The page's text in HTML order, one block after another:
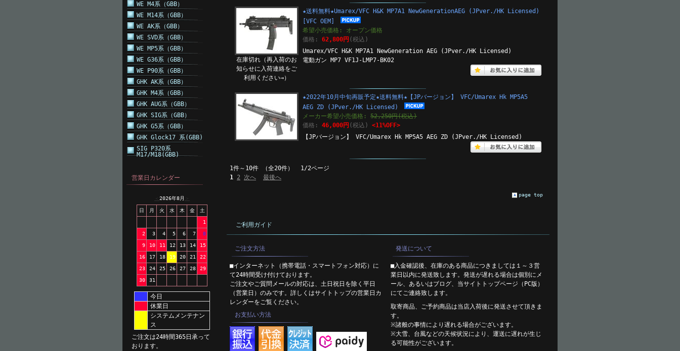
WE M4系（GBB）
WE M14系（GBB）
WE AK系（GBB）
WE SVD系（GBB）
WE MP5系（GBB）
WE G36系（GBB）
WE P90系（GBB）
GHK AK系（GBB）
GHK M4系（GBB）
GHK AUG系（GBB）
GHK SIG系（GBB）
GHK G5系（GBB）
GHK Glock17 系(GBB)
SIG P320系
M17/M18(GBB)
営業日カレンダー
2026年8月
日 月 火 水 木 金 土
1
2 3 4 5 6 7 8
9 10 11 12 13 14 15
16 17 18 19 20 21 22
23 24 25 26 27 28 29
30 31
今日
休業日
システムメンテナン
ス
ご注文は24時間365日承って
おります。
在庫切れ（再入荷のお
知らせに入荷連絡をご
利用ください→）
★送料無料★Umarex/VFC H&K MP7A1 NewGenerationAEG (JPver./HK Licensed)
[VFC OEM]
希望小売価格: オープン価格
価格: 62,800円 (税込)
Umarex/VFC H&K MP7A1 NewGeneration AEG (JPver./HK Licensed)
電動ガン MP7 VF1J-LMP7-BK02
★2022年10月中旬再販予定★送料無料★【JPバージョン】 VFC/Umarex Hk MP5A5
AEG ZD (JPver./HK Licensed)
メーカー希望小売価格: 52,250円(税込)
価格: 46,000円 (税込)
<11%OFF>
【JPバージョン】 VFC/Umarex Hk MP5A5 AEG ZD (JPver./HK Licensed)
1件～10件 （全20件） 1/2ページ
1 2 次へ 最後へ
page top
ご利用ガイド
ご注文方法
■インターネット（携帯電話・スマートフォン対応）に
て24時間受け付けております。
ご注文やご質問メールの対応は、土日祝日を除く平日
（営業日）のみです。詳しくはサイトトップの営業日カ
レンダーをご覧ください。
お支払い方法
発送について
■入金確認後、在庫のある商品につきましては１～３営
業日以内に発送致します。発送が遅れる場合は個別にメ
ール、あるいはブログ、当サイトトップページ（PC版）
にてご連絡致します。
取寄商品、ご予約商品は当店入荷後に発送させて頂きま
す。
※諸般の事情により遅れる場合がございます。
※大雪、台風などの天候状況により、運送に遅れが生じ
る可能性がございます。